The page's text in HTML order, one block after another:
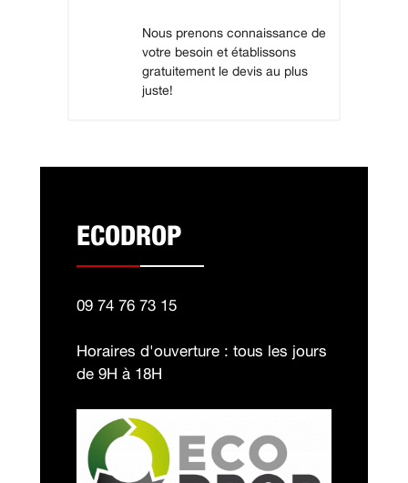
Nous prenons connaissance de
votre besoin et établissons
gratuitement le devis au plus
juste!
ECODROP
09 74 76 73 15
Horaires d'ouverture : tous les jours
de 9H à 18H